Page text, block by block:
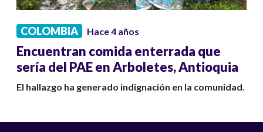
COLOMBIA Hace 4 años
Encuentran comida enterrada que
sería del PAE en Arboletes, Antioquia
El hallazgo ha generado indignación en la comunidad.